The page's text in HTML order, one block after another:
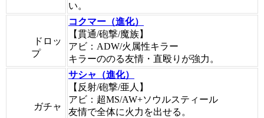
い。
ドロッ
プ
コクマー（進化）
【貫通/砲撃/魔族】
アビ：ADW/火属性キラー
キラーののる友情・直殴りが強力。
ガチャ
サシャ（進化）
【反射/砲撃/亜人】
アビ：超MS/AW+ソウルスティール
友情で全体に火力を出せる。